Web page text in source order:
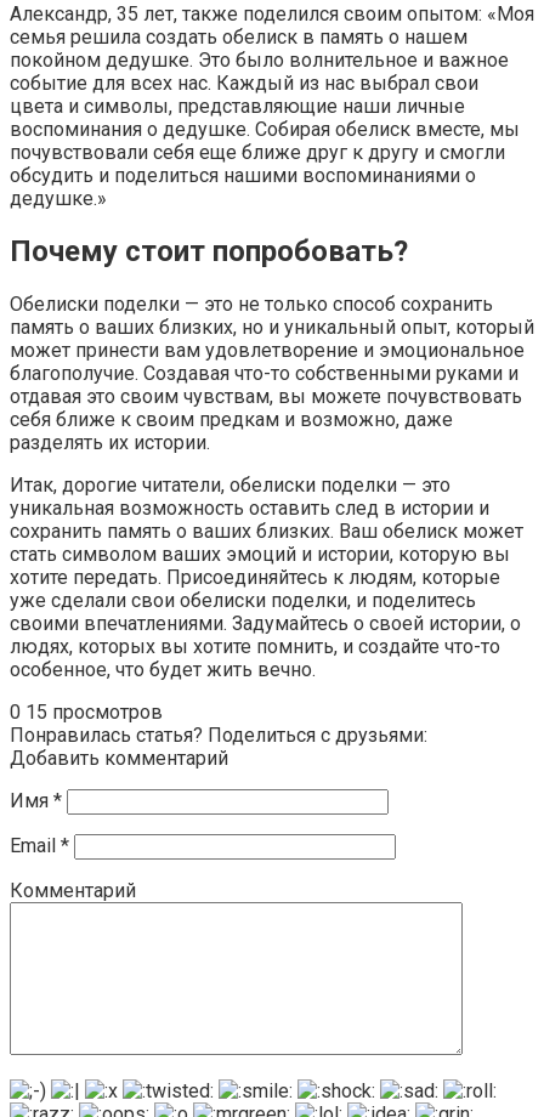
Александр, 35 лет, также поделился своим опытом: «Моя
семья решила создать обелиск в память о нашем
покойном дедушке. Это было волнительное и важное
событие для всех нас. Каждый из нас выбрал свои
цвета и символы, представляющие наши личные
воспоминания о дедушке. Собирая обелиск вместе, мы
почувствовали себя еще ближе друг к другу и смогли
обсудить и поделиться нашими воспоминаниями о
дедушке.»
Почему стоит попробовать?
Обелиски поделки — это не только способ сохранить
память о ваших близких, но и уникальный опыт, который
может принести вам удовлетворение и эмоциональное
благополучие. Создавая что-то собственными руками и
отдавая это своим чувствам, вы можете почувствовать
себя ближе к своим предкам и возможно, даже
разделять их истории.
Итак, дорогие читатели, обелиски поделки — это
уникальная возможность оставить след в истории и
сохранить память о ваших близких. Ваш обелиск может
стать символом ваших эмоций и истории, которую вы
хотите передать. Присоединяйтесь к людям, которые
уже сделали свои обелиски поделки, и поделитесь
своими впечатлениями. Задумайтесь о своей истории, о
людях, которых вы хотите помнить, и создайте что-то
особенное, что будет жить вечно.
0 15 просмотров
Понравилась статья? Поделиться с друзьями:
Добавить комментарий
Имя *
Email *
Комментарий